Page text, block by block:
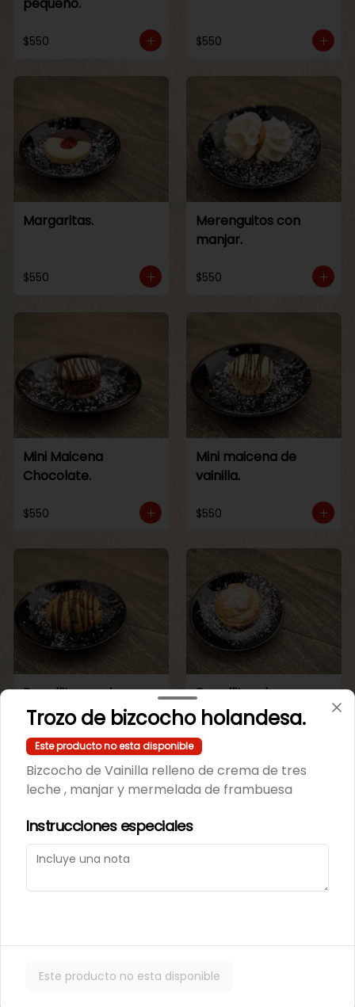
$550 $550
Margaritas.
$550
Merenguitos con
manjar.
$550
Mini Maicena
Chocolate.
$550
Mini maicena de
vainilla.
$550
Repollito manjar
artesanal.
$550
Repollitos de crema
pastelera.
$550
CAJITAS PARA TI O PARA REGALAR.
Caja de galletas de
Cajita Lenguita de
Trozo de bizcocho holandesa.
Este producto no esta disponible
Bizcocho de Vainilla relleno de crema de tres
leche , manjar y mermelada de frambuesa
Instrucciones especiales
Este producto no esta disponible